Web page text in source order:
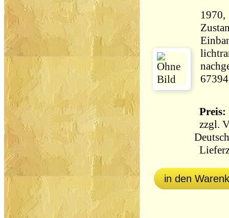
67394
Preis:
zzgl.
in den